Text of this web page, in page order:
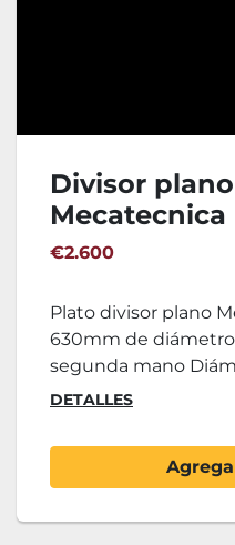
Divisor
Mecatecnica
€2.600
Plato divisor plano
630mm de
segunda mano
DETALLES